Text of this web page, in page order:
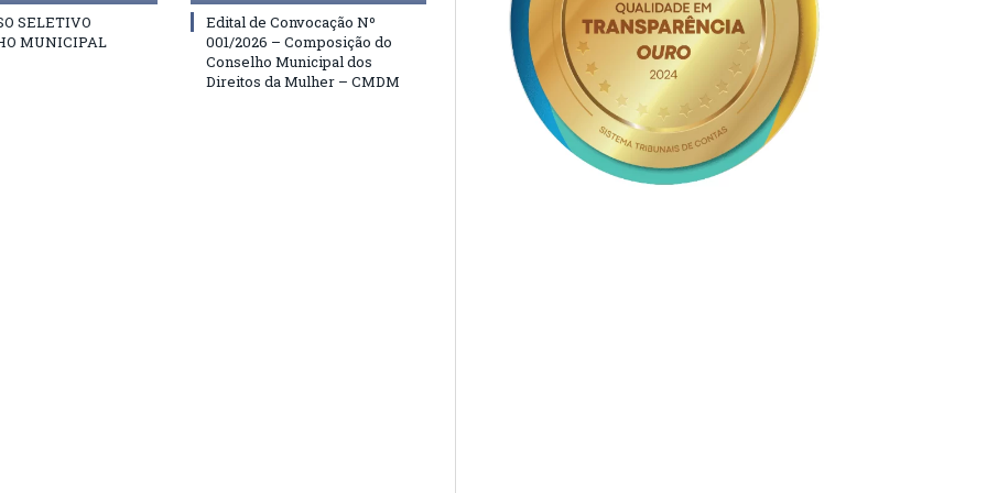
SELETIVO
MUNICIPAL
Edital de Convocação Nº
001/2026 – Composição do
Conselho Municipal dos
Direitos da Mulher – CMDM